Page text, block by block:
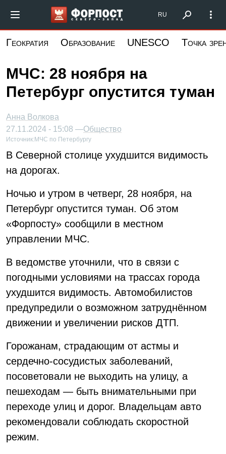
основному
Форпост Северо-Запад
RU
Геократия Образование UNESCO Точка
МЧС: 28 ноября на
Петербург опустится туман
Анна Волкова
27.11.2024 - 15:08 —Общество
Источник: МЧС по Петербургу
В Северной столице ухудшится видимость
на дорогах.
Ночью и утром в четверг, 28 ноября, на
Петербург опустится туман. Об этом
«Форпосту» сообщили в местном
управлении МЧС.
В ведомстве уточнили, что в связи с
погодными условиями на трассах города
ухудшится видимость. Автомобилистов
предупредили о возможном затруднённом
движении и увеличении рисков ДТП.
Горожанам, страдающим от астмы и
сердечно-сосудистых заболеваний,
посоветовали не выходить на улицу, а
пешеходам — быть внимательными при
переходе улиц и дорог. Владельцам авто
рекомендовали соблюдать скоростной
режим.